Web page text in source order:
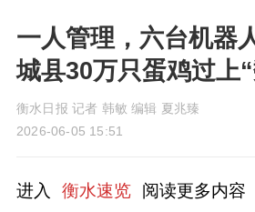
一人管理，六台机
城县30万只蛋鸡过上
衡水日报 记者 韩敏 编辑 夏兆臻
2026-06-05 15:51
进入 衡水速览 阅读更多内容